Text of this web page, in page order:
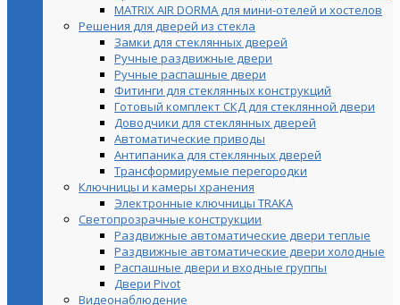
MATRIX AIR DORMA для мини-отелей и хостелов
Решения для дверей из стекла
Замки для стеклянных дверей
Ручные раздвижные двери
Ручные распашные двери
Фитинги для стеклянных конструкций
Готовый комплект СКД для стеклянной двери
Доводчики для стеклянных дверей
Автоматические приводы
Антипаника для стеклянных дверей
Трансформируемые перегородки
Ключницы и камеры хранения
Электронные ключницы TRAKA
Светопрозрачные конструкции
Раздвижные автоматические двери теплые
Раздвижные автоматические двери холодные
Распашные двери и входные группы
Двери Pivot
Видеонаблюдение